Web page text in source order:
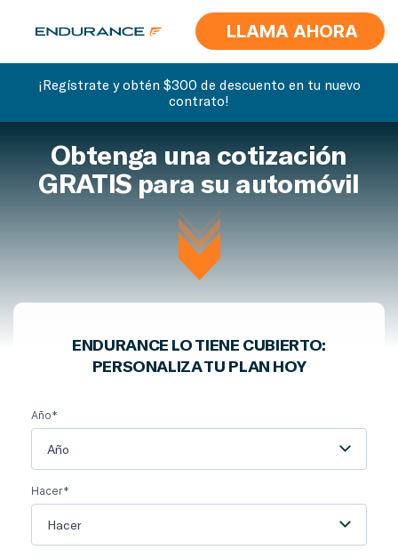
LLAMA AHORA
¡Regístrate y obtén $300 de descuento en tu nuevo
contrato!
Obtenga una cotización
GRATIS para su automóvil
ENDURANCE LO TIENE CUBIERTO:
PERSONALIZA TU PLAN HOY
Año*
Año
Hacer*
Hacer